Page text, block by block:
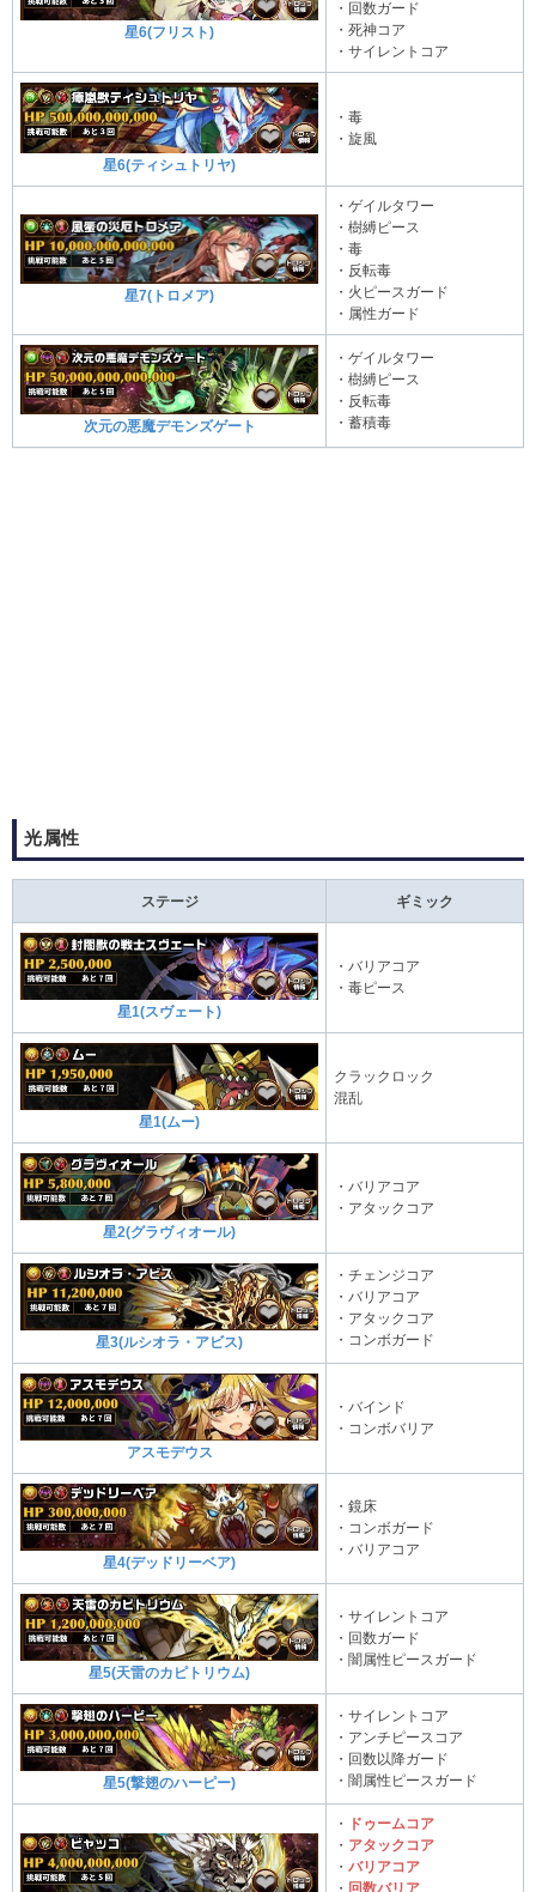
星6(フリスト)
・回数ガード
・死神コア
・サイレントコア
星6(ティシュトリヤ)
・毒
・旋風
星7(トロメア)
・ゲイルタワー
・樹縛ピース
・毒
・反転毒
・火ピースガード
・属性ガード
次元の悪魔デモンズゲート
・ゲイルタワー
・樹縛ピース
・反転毒
・蓄積毒
光属性
ステージ ギミック
星1(スヴェート)
・バリアコア
・毒ピース
星1(ムー)
クラックロック
混乱
星2(グラヴィオール)
・バリアコア
・アタックコア
星3(ルシオラ・アビス)
・チェンジコア
・バリアコア
・アタックコア
・コンボガード
アスモデウス
・バインド
・コンボバリア
星4(デッドリーベア)
・鏡床
・コンボガード
・バリアコア
星5(天雷のカピトリウム)
・サイレントコア
・回数ガード
・闇属性ピースガード
星5(撃翅のハーピー)
・サイレントコア
・アンチピースコア
・回数以降ガード
・闇属性ピースガード
・
ドゥームコア
・ アタックコア
・ バリアコア
・ 回数バリア